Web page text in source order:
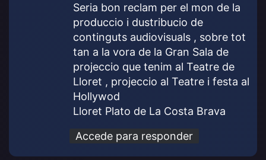
Seria bon reclam per el mon de la
produccio i dustribucio de
continguts audiovisuals , sobre tot
tan a la vora de la Gran Sala de
projeccio que tenim al Teatre de
Lloret , projeccio al Teatre i festa al
Hollywod
Lloret Plato de La Costa Brava
Accede para responder